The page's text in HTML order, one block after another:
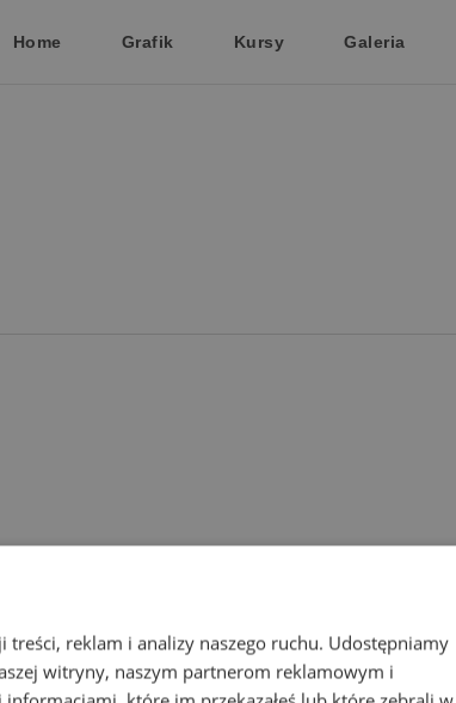
Home Grafik Kursy Galeria
reklam i analizy naszego ruchu. Udostępniamy
witryny, naszym partnerom reklamowym i